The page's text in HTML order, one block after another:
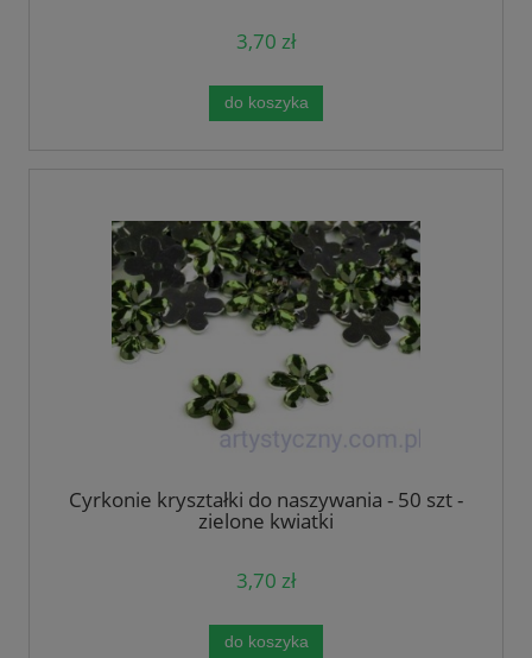
3,70 zł
do koszyka
Cyrkonie kryształki do naszywania - 50 szt -
zielone kwiatki
3,70 zł
do koszyka